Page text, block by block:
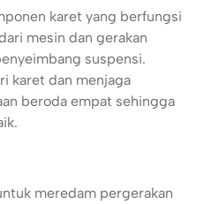
karet yang berfungsi
mesin dan gerakan
suspensi.
karet dan menjaga
beroda empat sehingga
meredam pergerakan